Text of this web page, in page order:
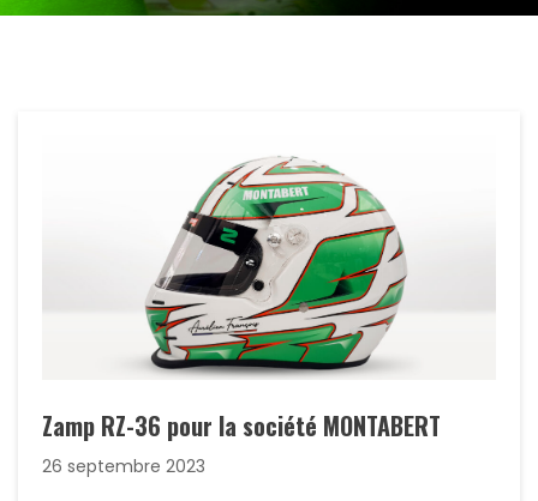
Zamp RZ-36 pour la société MONTABERT
26 septembre 2023